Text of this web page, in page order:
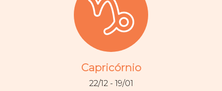
Capricórnio
22/12 - 19/01